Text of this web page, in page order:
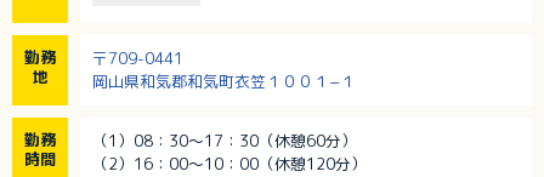
勤務
地
〒709-0441
岡山県和気郡和気町衣笠１００１−１
勤務
時間
（1）08：30～17：30（休憩60分）
（2）16：00～10：00（休憩120分）